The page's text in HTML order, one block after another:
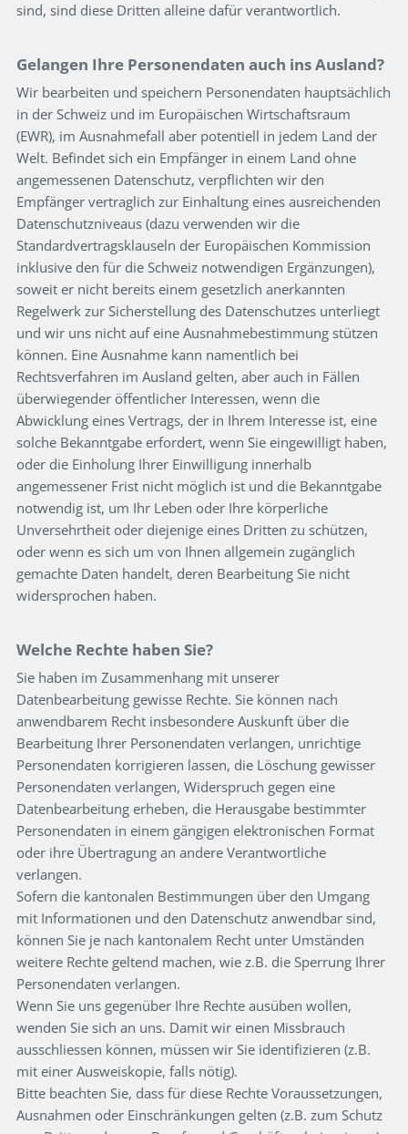
sind, sind diese Dritten alleine dafür verantwortlich.
Gelangen Ihre Personendaten auch ins Ausland?
Wir bearbeiten und speichern Personendaten hauptsächlich
in der Schweiz und im Europäischen Wirtschaftsraum
(EWR), im Ausnahmefall aber potentiell in jedem Land der
Welt. Befindet sich ein Empfänger in einem Land ohne
angemessenen Datenschutz, verpflichten wir den
Empfänger vertraglich zur Einhaltung eines ausreichenden
Datenschutzniveaus (dazu verwenden wir die
Standardvertragsklauseln der Europäischen Kommission
inklusive den für die Schweiz notwendigen Ergänzungen),
soweit er nicht bereits einem gesetzlich anerkannten
Regelwerk zur Sicherstellung des Datenschutzes unterliegt
und wir uns nicht auf eine Ausnahmebestimmung stützen
können. Eine Ausnahme kann namentlich bei
Rechtsverfahren im Ausland gelten, aber auch in Fällen
überwiegender öffentlicher Interessen, wenn die
Abwicklung eines Vertrags, der in Ihrem Interesse ist, eine
solche Bekanntgabe erfordert, wenn Sie eingewilligt haben,
oder die Einholung Ihrer Einwilligung innerhalb
angemessener Frist nicht möglich ist und die Bekanntgabe
notwendig ist, um Ihr Leben oder Ihre körperliche
Unversehrtheit oder diejenige eines Dritten zu schützen,
oder wenn es sich um von Ihnen allgemein zugänglich
gemachte Daten handelt, deren Bearbeitung Sie nicht
widersprochen haben.
Welche Rechte haben Sie?
Sie haben im Zusammenhang mit unserer
Datenbearbeitung gewisse Rechte. Sie können nach
anwendbarem Recht insbesondere Auskunft über die
Bearbeitung Ihrer Personendaten verlangen, unrichtige
Personendaten korrigieren lassen, die Löschung gewisser
Personendaten verlangen, Widerspruch gegen eine
Datenbearbeitung erheben, die Herausgabe bestimmter
Personendaten in einem gängigen elektronischen Format
oder ihre Übertragung an andere Verantwortliche
verlangen.
Sofern die kantonalen Bestimmungen über den Umgang
mit Informationen und den Datenschutz anwendbar sind,
können Sie je nach kantonalem Recht unter Umständen
weitere Rechte geltend machen, wie z.B. die Sperrung Ihrer
Personendaten verlangen.
Wenn Sie uns gegenüber Ihre Rechte ausüben wollen,
wenden Sie sich an uns. Damit wir einen Missbrauch
ausschliessen können, müssen wir Sie identifizieren (z.B.
mit einer Ausweiskopie, falls nötig).
Bitte beachten Sie, dass für diese Rechte Voraussetzungen,
Ausnahmen oder Einschränkungen gelten (z.B. zum Schutz